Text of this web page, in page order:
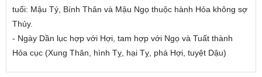
tuổi: Mậu Tý, Bính Thân và Mậu Ngọ thuộc hành Hỏa không sợ
Thủy.
- Ngày Dần lục hợp với Hợi, tam hợp với Ngọ và Tuất thành
Hỏa cục (Xung Thân, hình Tỵ, hại Tỵ, phá Hợi, tuyệt Dậu)